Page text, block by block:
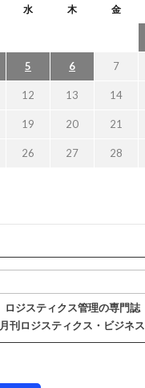
水 木 金
5 6 7
12 13 14
19 20 21
26 27 28
ロジスティクス管理の専門誌
月刊ロジスティクス・ビジネス